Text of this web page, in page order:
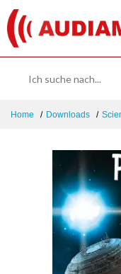
Home Downloads